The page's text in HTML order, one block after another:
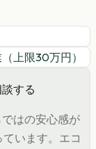
（上限30万円）
する
はの安心感が
います。エコ